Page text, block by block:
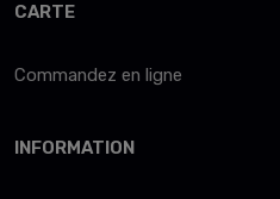
CARTE
Commandez en ligne
INFORMATION